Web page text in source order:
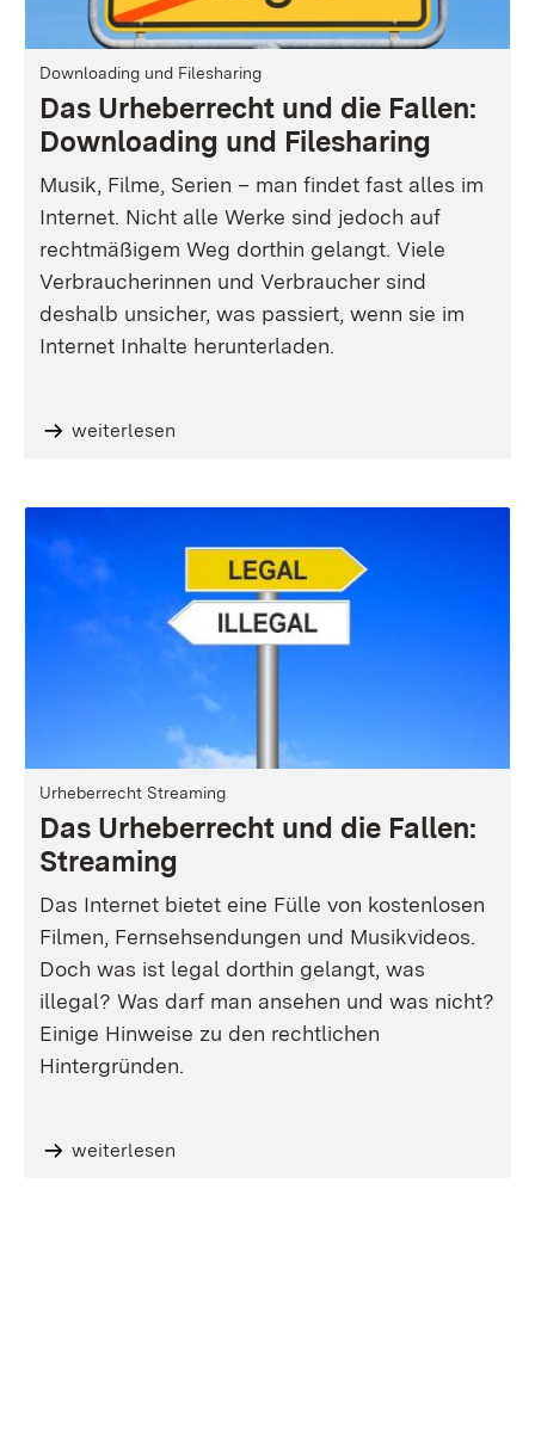
Downloading und Filesharing
Das Urheberrecht und die Fallen:
Downloading und Filesharing
Musik, Filme, Serien – man findet fast alles im
Internet. Nicht alle Werke sind jedoch auf
rechtmäßigem Weg dorthin gelangt. Viele
Verbraucherinnen und Verbraucher sind
deshalb unsicher, was passiert, wenn sie im
Internet Inhalte herunterladen.
weiterlesen
Urheberrecht Streaming
Das Urheberrecht und die Fallen:
Streaming
Das Internet bietet eine Fülle von kostenlosen
Filmen, Fernsehsendungen und Musikvideos.
Doch was ist legal dorthin gelangt, was
illegal? Was darf man ansehen und was nicht?
Einige Hinweise zu den rechtlichen
Hintergründen.
weiterlesen